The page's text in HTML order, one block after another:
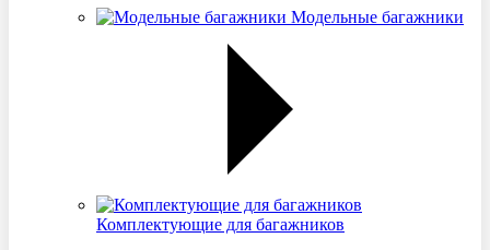
Модельные багажники
Комплектующие для багажников